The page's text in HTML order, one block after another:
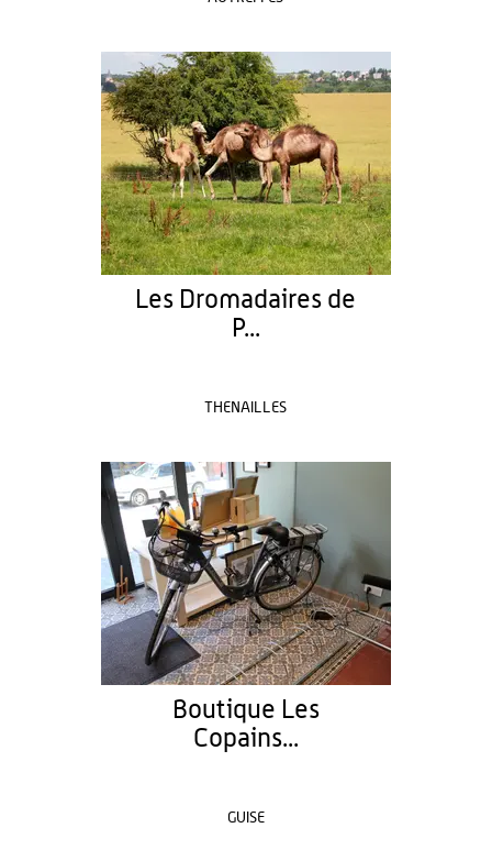
Les Dromadaires de
P...
THENAILLES
Boutique Les
Copains...
GUISE